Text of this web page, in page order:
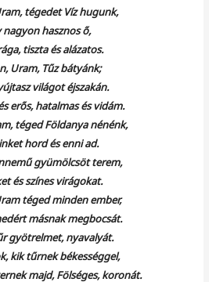
tégedet Víz hugunk,
hasznos ő,
tiszta és alázatos.
Uram, Tűz bátyánk;
világot éjszakán.
erős, hatalmas és vidám.
téged Földanya nénénk,
hord és enni ad.
gyümölcsöt terem,
és színes virágokat.
téged minden ember,
másnak megbocsát.
gyötrelmet, nyavalyát.
kik tűrnek békességgel,
majd, Fölséges, koronát.